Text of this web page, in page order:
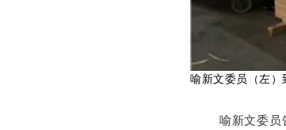
喻新文委员（左）
喻新文委员